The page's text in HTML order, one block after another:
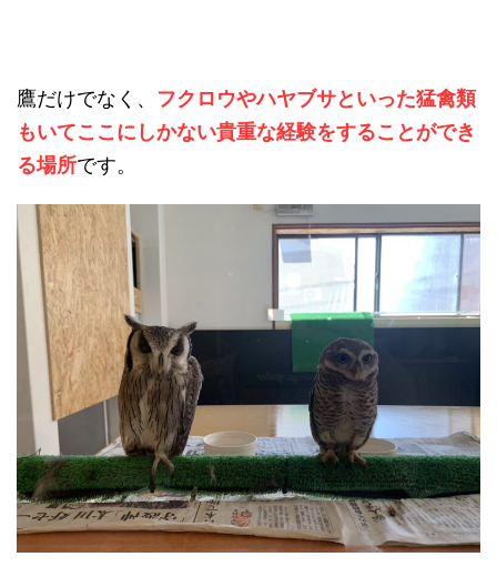
鷹だけでなく、 フクロウやハヤブサといった猛禽類
もいてここにしかない貴重な経験をすることができ
る場所です。